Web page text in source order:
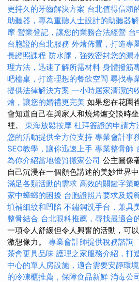
更持久的牙齒解決方案 台北值得信賴
助聽器，專為重聽人士設計的助聽器
摩 營業登記，讓您的業務合法經營 台
台胞證的台北服務 外燴佈置，打造專
長證照課程 防水膠，強效密封您的漏
理方法，迅速了解所需材料 身體撥筋
吧檯桌，打造理想的餐飲空間 尋找專
提供法律解決方案 一小時居家清潔的
燴，讓您的婚禮更完美 如果您在花園
會知道自己在與家人和燒烤爐交談時
裡。 東海放鬆按摩 杜拜簽證的申請方
您的活動提供全方位支持 專業會計事
SEO教學，讓你迅速上手 專業整骨師
為你介紹當地優質搬家公司 公主圖像
自己沉浸在一個顏色講述的美妙世界中
滿足各類活動的需求 高效的關鍵字策
家中蟑螂的困擾 台胞證照片要求及規
填補細紋和凹陷 不鏽鋼洗手台，兼具
整骨結合 台北眼科推薦，尋找最適合
一項令人舒緩但令人興奮的活動，可
激想像力。 專業會計師提供稅務諮詢
茶會更具品味 護理之家服務介紹，打
中心的單人房設施，適合需要安靜環
的冷凍櫃推薦，保障食品新鮮 消毒公